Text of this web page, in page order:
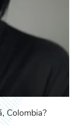
Colombia?